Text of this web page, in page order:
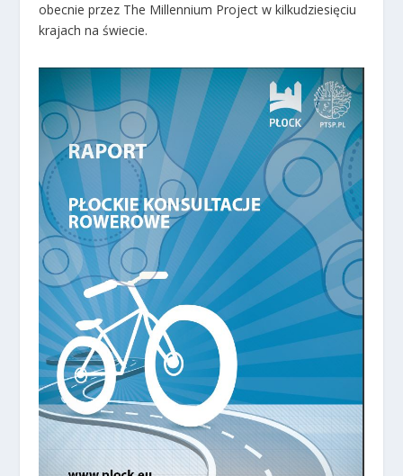
obecnie przez The Millennium Project w kilkudziesięciu
krajach na świecie.